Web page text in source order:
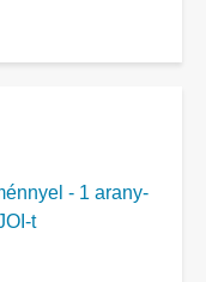
- 1 arany-
t